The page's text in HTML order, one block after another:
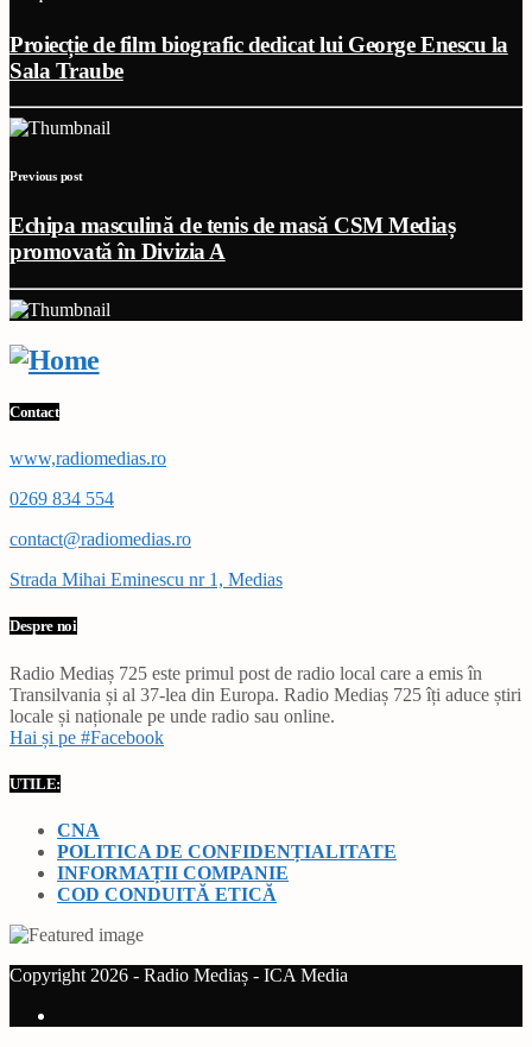
Proiecție de film biografic dedicat lui George Enescu la
Sala Traube
Previous post
Echipa masculină de tenis de masă CSM Mediaș
promovată în Divizia A
Contact
www,radiomedias.ro
0269 834 554
contact@radiomedias.ro
Strada Mihai Eminescu nr 1, Medias
Despre noi
Radio Mediaș 725 este primul post de radio local care a emis în
Transilvania și al 37-lea din Europa. Radio Mediaș 725 îți aduce știri
locale și naționale pe unde radio sau online.
Hai și pe #Facebook
UTILE:
CNA
POLITICA DE CONFIDENȚIALITATE
INFORMAȚII COMPANIE
COD CONDUITĂ ETICĂ
Copyright 2026 - Radio Mediaș - ICA Media